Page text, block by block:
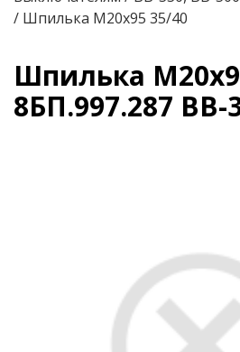
/ Шпилька М20х95 35/40
Шпилька
8БП.997.287 ВВ-